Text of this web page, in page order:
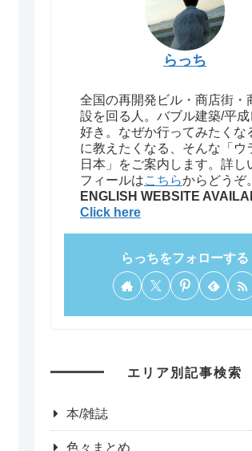
らっち
全国の再開発ビル・商店街・
設を回る人。バブル建築/平成
好き。なぜか行ってみたくな
に教えたくなる、そんな「ウ
日本」をご案内します。詳し
フィールはこちらからどうぞ。
ENGLISH WEBSITE
Click here
らっちをフォローする
エリア別記事検索
本/雑誌
色々まとめ